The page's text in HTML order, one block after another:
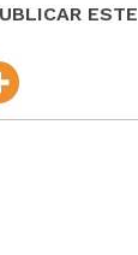
ESTE